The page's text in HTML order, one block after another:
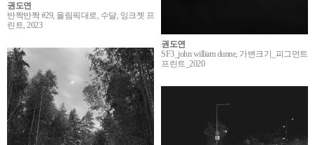
권도연
SF3_john william dunne, 가변크기_피그먼트
프린트_2020
권도연
반짝반짝 #29, 올림픽대로, 수달, 잉크젯 프
린트, 2023